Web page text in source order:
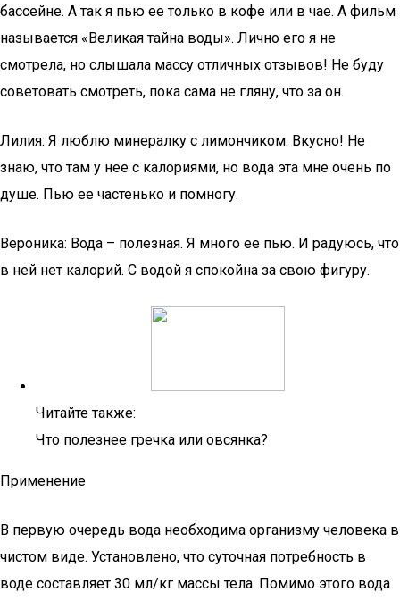
бассейне. А так я пью ее только в кофе или в чае. А фильм
называется «Великая тайна воды». Лично его я не
смотрела, но слышала массу отличных отзывов! Не буду
советовать смотреть, пока сама не гляну, что за он.
Лилия: Я люблю минералку с лимончиком. Вкусно! Не
знаю, что там у нее с калориями, но вода эта мне очень по
душе. Пью ее частенько и помногу.
Вероника: Вода – полезная. Я много ее пью. И радуюсь, что
в ней нет калорий. С водой я спокойна за свою фигуру.
Читайте также:
Что полезнее гречка или овсянка?
Применение
В первую очередь вода необходима организму человека в
чистом виде. Установлено, что суточная потребность в
воде составляет 30 мл/кг массы тела. Помимо этого вода